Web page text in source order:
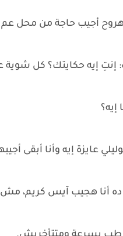
أجيب حاجة من محل
إيه حكايتك؟ كل شوية
إيه؟
عايزة إيه وأنا أبقى
ده أنا هجيب آيس كريم،